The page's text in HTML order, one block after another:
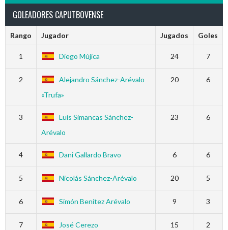
GOLEADORES CAPUTBOVENSE
Rango Jugador Jugados Goles
1 Diego Mújica 24 7
2
Alejandro Sánchez-Arévalo
«Trufa»
20 6
3
Luis Simancas Sánchez-
Arévalo
23 6
4 Dani Gallardo Bravo 6 6
5 Nicolás Sánchez-Arévalo 20 5
6 Simón Benítez Arévalo 9 3
7 José Cerezo 15 2